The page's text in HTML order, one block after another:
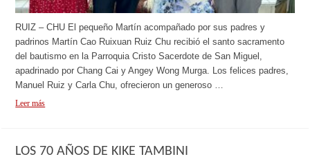
RUIZ – CHU El pequeño Martín acompañado por sus padres y
padrinos Martín Cao Ruixuan Ruiz Chu recibió el santo sacramento
del bautismo en la Parroquia Cristo Sacerdote de San Miguel,
apadrinado por Chang Cai y Angey Wong Murga. Los felices padres,
Manuel Ruiz y Carla Chu, ofrecieron un generoso …
Leer más
LOS 70 AÑOS DE KIKE TAMBINI